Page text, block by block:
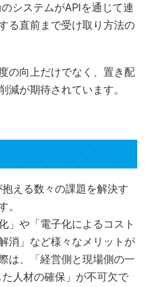
システムがAPIを通じて連
る直前まで受け取り方法の
の向上だけでなく、置き配
減が期待されています。
える数々の課題を解決す
。
」や「電子化によるコスト
消」など様々なメリットが
は、「経営側と現場側の一
人材の確保」が不可欠で